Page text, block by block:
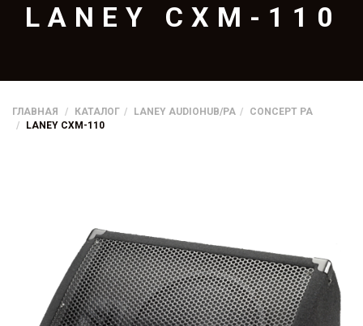
LANEY CXM-110
ГЛАВНАЯ КАТАЛОГ LANEY AUDIOHUB/PA
CONCEPT PA
LANEY CXM-110